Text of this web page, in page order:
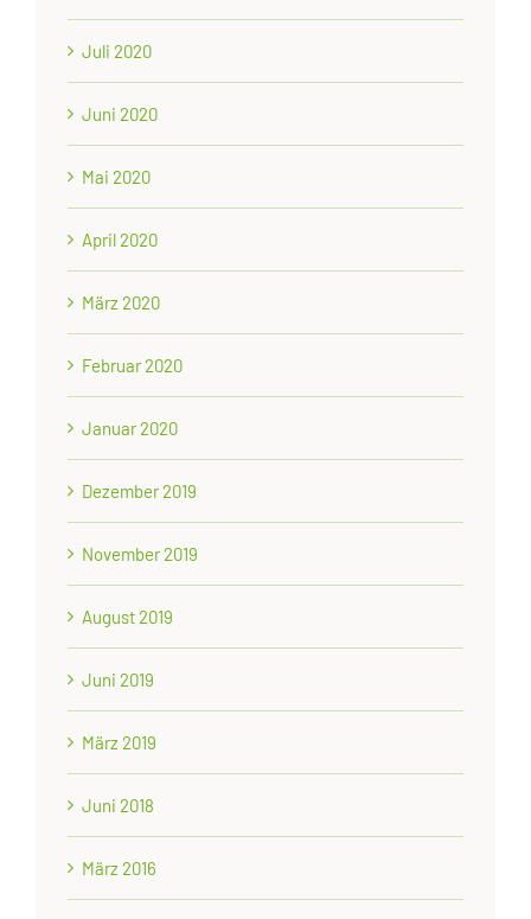
Juli 2020
Juni 2020
Mai 2020
April 2020
März 2020
Februar 2020
Januar 2020
Dezember 2019
November 2019
August 2019
Juni 2019
März 2019
Juni 2018
März 2016